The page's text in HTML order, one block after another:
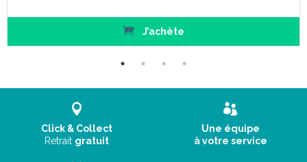
J’achète
Click & Collect
Retrait gratuit
Une équipe
à votre service